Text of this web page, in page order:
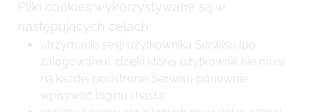
Pliki cookies wykorzystywane są w
następujących celach:
utrzymanie sesji użytkownika Serwisu (po
zalogowaniu), dzięki której użytkownik nie musi
na każdej podstronie Serwisu ponownie
wpisywać loginu i hasła;